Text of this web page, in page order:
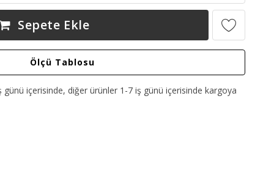
Sepete Ekle
Ölçü Tablosu
günü içerisinde, diğer ürünler 1-7 iş günü içerisinde kargoya